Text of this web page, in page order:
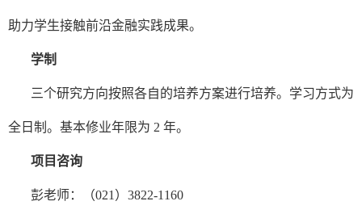
助力学生接触前沿金融实践成果。
学制
三个研究方向按照各自的培养方案进行培养。学习方式为
全日制。基本修业年限为 2 年。
项目咨询
彭老师：（021 ） 3822-1160